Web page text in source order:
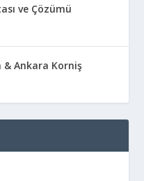
ve Çözümü
& Ankara Korniş